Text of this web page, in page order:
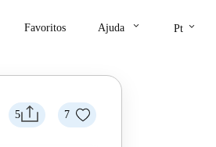
Favoritos Ajuda keyboard_arrow_down Pt keyboard_arrow_down
5 7